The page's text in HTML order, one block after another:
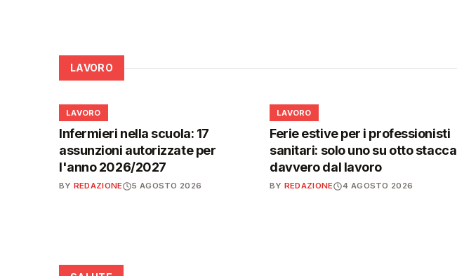
LAVORO
💼
LAVORO
Infermieri nella scuola: 17
assunzioni autorizzate per
l'anno 2026/2027
BY REDAZIONE 5 AGOSTO 2026
💼
LAVORO
Ferie estive per i professionisti
sanitari: solo uno su otto stacca
davvero dal lavoro
BY REDAZIONE 4 AGOSTO 2026